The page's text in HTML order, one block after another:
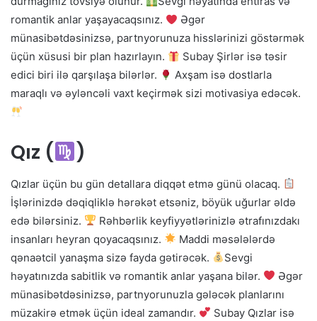
romantik anlar yaşayacaqsınız.
Əgər
münasibətdəsinizsə, partnyorunuza hisslərinizi göstərmək
üçün xüsusi bir plan hazırlayın.
Subay Şirlər isə təsir
edici biri ilə qarşılaşa bilərlər.
Axşam isə dostlarla
maraqlı və əyləncəli vaxt keçirmək sizi motivasiya edəcək.
Qız ( )
Qızlar üçün bu gün detallara diqqət etmə günü olacaq.
İşlərinizdə dəqiqliklə hərəkət etsəniz, böyük uğurlar əldə
edə bilərsiniz.
Rəhbərlik keyfiyyətlərinizlə ətrafınızdakı
insanları heyran qoyacaqsınız.
Maddi məsələlərdə
qənaətcil yanaşma sizə fayda gətirəcək.
Sevgi
həyatınızda sabitlik və romantik anlar yaşana bilər.
Əgər
münasibətdəsinizsə, partnyorunuzla gələcək planlarını
müzakirə etmək üçün ideal zamandır.
Subay Qızlar isə